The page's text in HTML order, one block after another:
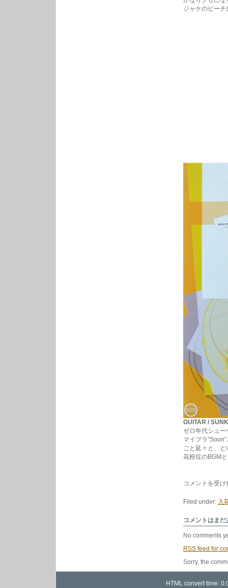
ジャケのビー
GUITAR /
ゼロ年代シュー
マイブラ
ごと延々と、
花粉症のBGM
2/19
古
新
入
荷
か
ら。
は
コメントを受
Filed under: 入
コメントはま
No comments
RSS feed for
Sorry, the
HTML convert time: